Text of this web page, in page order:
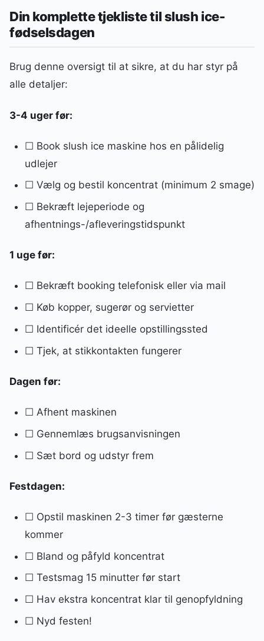
Din komplette tjekliste til slush ice-
fødselsdagen
Brug denne oversigt til at sikre, at du har styr på
alle detaljer:
3-4 uger før:
☐ Book slush ice maskine hos en pålidelig
udlejer
☐ Vælg og bestil koncentrat (minimum 2 smage)
☐ Bekræft lejeperiode og
afhentnings-/afleveringstidspunkt
1 uge før:
☐ Bekræft booking telefonisk eller via mail
☐ Køb kopper, sugerør og servietter
☐ Identificér det ideelle opstillingssted
☐ Tjek, at stikkontakten fungerer
Dagen før:
☐ Afhent maskinen
☐ Gennemlæs brugsanvisningen
☐ Sæt bord og udstyr frem
Festdagen:
☐ Opstil maskinen 2-3 timer før gæsterne
kommer
☐ Bland og påfyld koncentrat
☐ Testsmag 15 minutter før start
☐ Hav ekstra koncentrat klar til genopfyldning
☐ Nyd festen!